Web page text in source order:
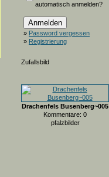
automatisch anmelden?
» Password vergessen
» Registrierung
Zufallsbild
Drachenfels Busenberg~005
Kommentare: 0
pfalzbilder